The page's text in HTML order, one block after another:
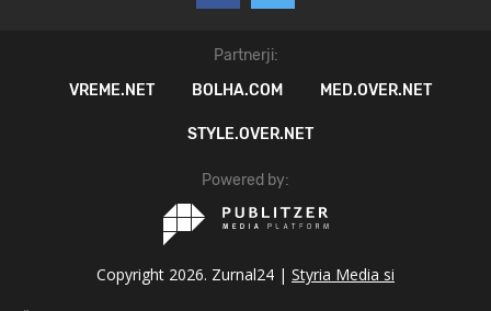
Partnerji:
VREME.NET
BOLHA.COM MED.OVER.NET
STYLE.OVER.NET
Powered by:
Copyright 2026. Zurnal24 | Styria Media si